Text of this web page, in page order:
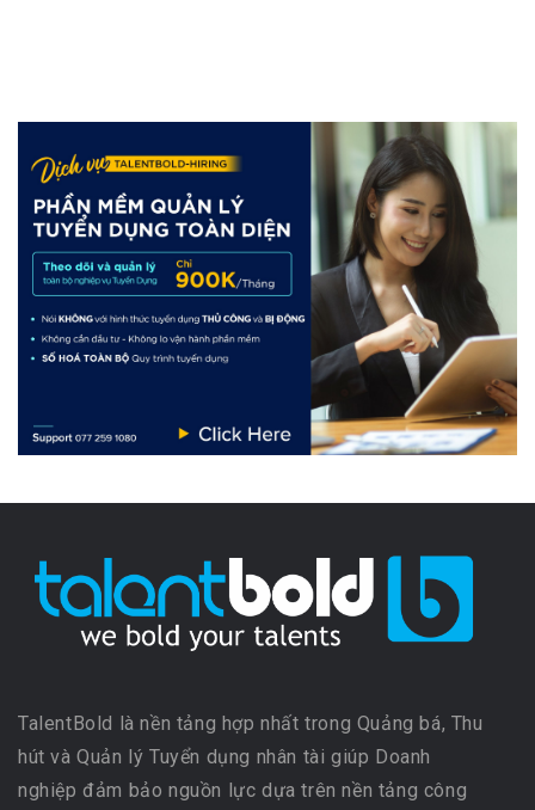
TalentBold là nền tảng hợp nhất trong Quảng bá, Thu
hút và Quản lý Tuyển dụng nhân tài giúp Doanh
nghiệp đảm bảo nguồn lực dựa trên nền tảng công